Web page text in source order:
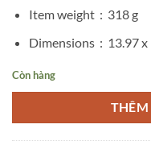
Item weight ‏ : ‎ 318 g
Dimensions ‏ : ‎ 13.97
Còn hàng
THÊM